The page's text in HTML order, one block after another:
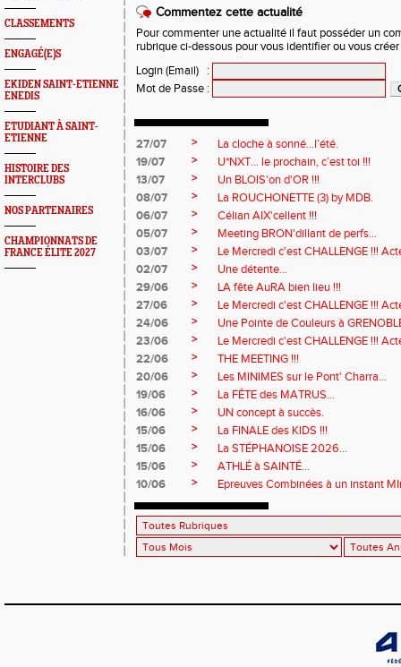
CLASSEMENTS
ENGAGÉ(E)S
EKIDEN SAINT-ETIENNE
ENEDIS
ETUDIANT À SAINT-
ETIENNE
HISTOIRE DES
INTERCLUBS
NOS PARTENAIRES
CHAMPIONNATS DE
FRANCE ÉLITE 2027
Commentez cette actualité
Pour commenter une actualité il faut posséder un
rubrique ci-dessous pour vous identifier ou vous
Login (Email)
:
Mot de Passe :
27/07 >
La cloche à sonné…l’été.
19/07
>
U*NXT... le prochain, c’est toi !!!
13/07
>
Un BLOIS'on d'OR !!!
08/07
>
La ROUCHONETTE (3) by MDB.
06/07
>
Célian AIX'cellent !!!
05/07
>
Meeting BRON'dillant de perfs...
03/07
>
Le Mercredi c'est CHALLENGE !!!
02/07
>
Une détente...
29/06
>
LA fête AuRA bien lieu !!!
27/06
>
Le Mercredi c'est CHALLENGE !!!
24/06
>
Une Pointe de Couleurs à
23/06
>
Le Mercredi c'est CHALLENGE !!!
22/06
>
THE MEETING !!!
20/06
>
Les MINIMES sur le Pont' Charra...
19/06
>
La FÊTE des MATRUS...
16/06
>
UN concept à succès.
15/06
>
La FINALE des KIDS !!!
15/06
>
La STÉPHANOISE 2026...
15/06
>
ATHLÉ à SAINTÉ...
10/06
> Epreuves Combinées à un instant